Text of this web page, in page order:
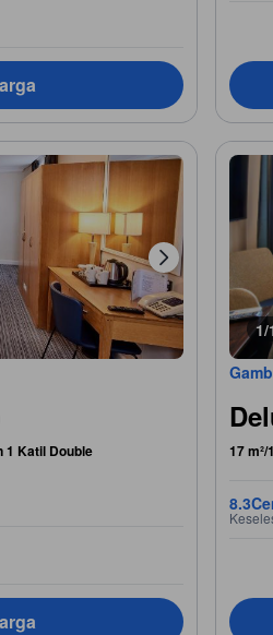
1 Katil Double
1/
17
8.3